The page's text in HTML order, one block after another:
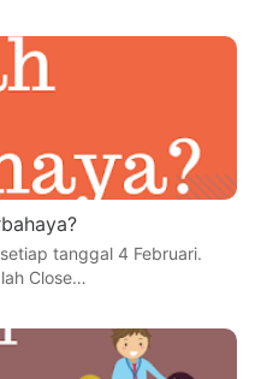
tanggal 4 Februari.
Close…